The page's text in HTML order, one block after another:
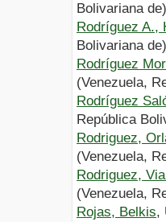
Bolivariana de)
Rodríguez A.,
Bolivariana de)
Rodríguez
(Venezuela,
Rodríguez
República
Rodriguez,
(Venezuela,
Rodriguez,
(Venezuela,
Rojas, Belkis,